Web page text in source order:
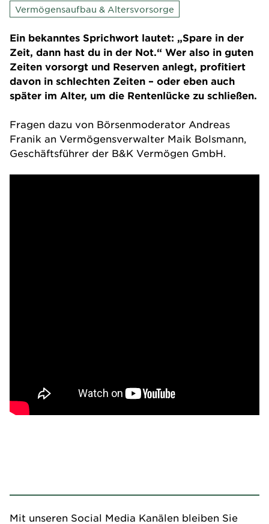
Vermögensaufbau & Altersvorsorge
Ein bekanntes Sprichwort lautet: „Spare in der
Zeit, dann hast du in der Not.“ Wer also in guten
Zeiten vorsorgt und Reserven anlegt, profitiert
davon in schlechten Zeiten – oder eben auch
später im Alter, um die Rentenlücke zu schließen.
Fragen dazu von Börsenmoderator Andreas
Franik an Vermögensverwalter Maik Bolsmann,
Geschäftsführer der B&K Vermögen GmbH.
Mit unseren Social Media Kanälen bleiben Sie